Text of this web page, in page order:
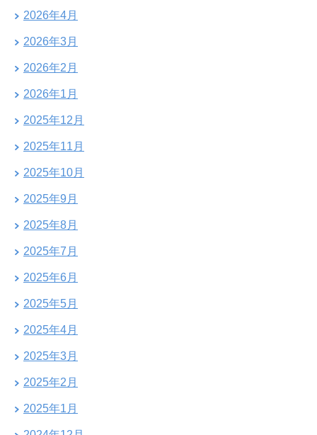
2026年4月
2026年3月
2026年2月
2026年1月
2025年12月
2025年11月
2025年10月
2025年9月
2025年8月
2025年7月
2025年6月
2025年5月
2025年4月
2025年3月
2025年2月
2025年1月